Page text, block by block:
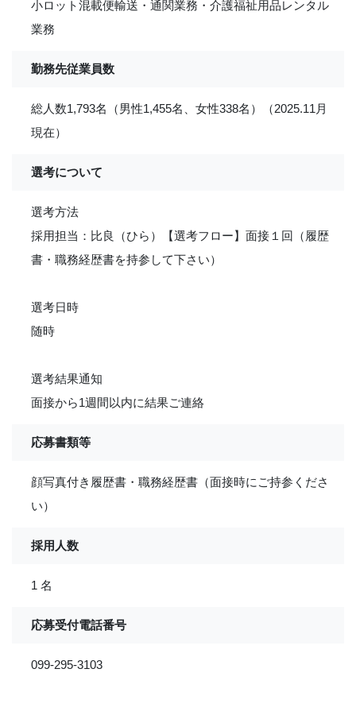
小ロット混載便輸送・通関業務・介護福祉用品レンタル
業務
勤務先従業員数
総人数1,793名（男性1,455名、女性338名）（2025.11月
現在）
選考について
選考方法
採用担当：比良（ひら）【選考フロー】面接１回（履歴
書・職務経歴書を持参して下さい）
選考日時
随時
選考結果通知
面接から1週間以内に結果ご連絡
応募書類等
顔写真付き履歴書・職務経歴書（面接時にご持参くださ
い）
採用人数
1 名
応募受付電話番号
099-295-3103